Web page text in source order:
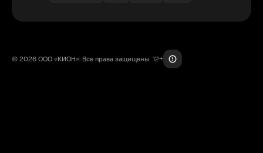
© 2026 ООО «КИОН». Все права защищены. 12+